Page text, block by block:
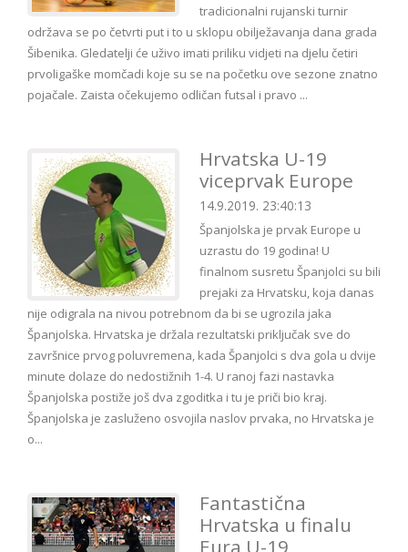
tradicionalni rujanski turnir
održava se po četvrti put i to u sklopu obilježavanja dana grada
Šibenika. Gledatelji će uživo imati priliku vidjeti na djelu četiri
prvoligaške momčadi koje su se na početku ove sezone znatno
pojačale. Zaista očekujemo odličan futsal i pravo ...
Hrvatska U-19
viceprvak Europe
14.9.2019. 23:40:13
Španjolska je prvak Europe u
uzrastu do 19 godina! U
finalnom susretu Španjolci su bili
prejaki za Hrvatsku, koja danas
nije odigrala na nivou potrebnom da bi se ugrozila jaka
Španjolska. Hrvatska je držala rezultatski priključak sve do
završnice prvog poluvremena, kada Španjolci s dva gola u dvije
minute dolaze do nedostižnih 1-4. U ranoj fazi nastavka
Španjolska postiže još dva zgoditka i tu je priči bio kraj.
Španjolska je zasluženo osvojila naslov prvaka, no Hrvatska je
o...
Fantastična
Hrvatska u finalu
Eura U-19